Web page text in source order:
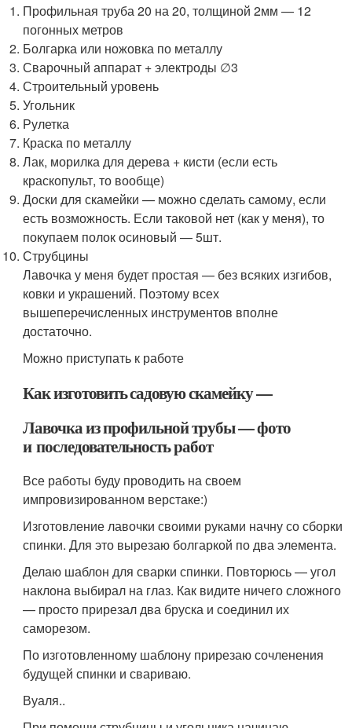
Профильная труба 20 на 20, толщиной 2мм — 12
погонных метров
Болгарка или ножовка по металлу
Сварочный аппарат + электроды ∅3
Строительный уровень
Угольник
Рулетка
Краска по металлу
Лак, морилка для дерева + кисти (если есть
краскопульт, то вообще)
Доски для скамейки — можно сделать самому, если
есть возможность. Если таковой нет (как у меня), то
покупаем полок осиновый — 5шт.
Струбцины
Лавочка у меня будет простая — без всяких изгибов,
ковки и украшений. Поэтому всех
вышеперечисленных инструментов вполне
достаточно.
Можно приступать к работе
Как изготовить садовую скамейку —
Лавочка из профильной трубы — фото
и последовательность работ
Все работы буду проводить на своем
импровизированном верстаке:)
Изготовление лавочки своими руками начну со сборки
спинки. Для это вырезаю болгаркой по два элемента.
Делаю шаблон для сварки спинки. Повторюсь — угол
наклона выбирал на глаз. Как видите ничего сложного
— просто прирезал два бруска и соединил их
саморезом.
По изготовленному шаблону прирезаю сочленения
будущей спинки и свариваю.
Вуаля..